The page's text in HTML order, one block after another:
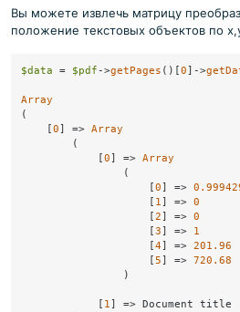
Вы можете извлечь матрицу
положение текстовых объектов по
$data = $pdf ->getPages ()[0 ]->
Array
(
    [
0 ] => Array
        (
            [
0 ] => Array
                (
                    [
0 ] =>
1 ] => 0
                    [
2 ] => 0
                    [
3 ] => 1
                    [
4 ] => 201.96
                    [
5 ] => 720.68
                )
1 ] => Document title